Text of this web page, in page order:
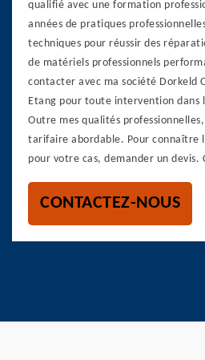
qualifié avec une formation
années de pratiques
techniques pour réussir des
de matériels professionnels
contacter avec ma société Dorkeld
Etang pour toute intervention dans
Outre mes qualités
tarifaire abordable. Pour connaître
pour votre cas, demander un devis.
CONTACTEZ-NOUS